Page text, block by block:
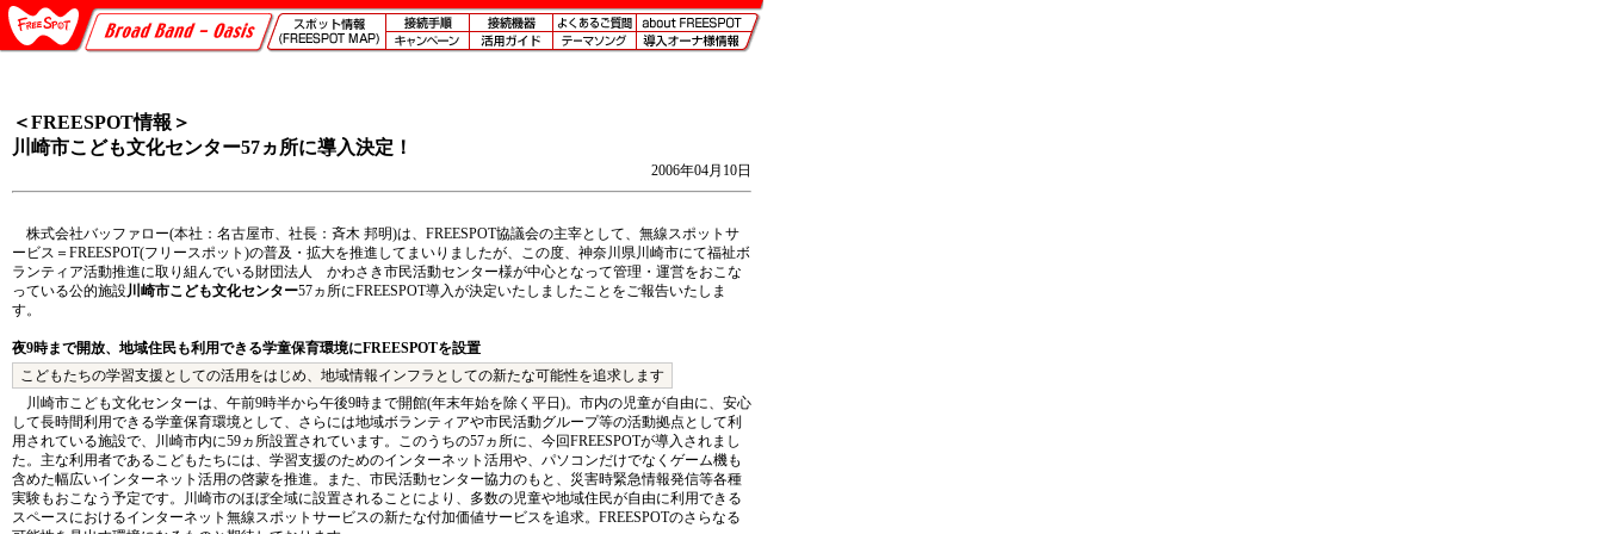
＜FREESPOT情報＞
川崎市こども文化センター57ヵ所に導入決定！
2006年04月10日
株式会社バッファロー(本社：名古屋市、社長：斉木 邦明)は、FREESPOT協議会の主宰として、無線スポットサ
ービス＝FREESPOT(フリースポット)の普及・拡大を推進してまいりましたが、この度、神奈川県川崎市にて福祉ボ
ランティア活動推進に取り組んでいる財団法人 かわさき市民活動センター様が中心となって管理・運営をおこな
っている公的施設川崎市こども文化センター57ヵ所にFREESPOT導入が決定いたしましたことをご報告いたしま
す。
夜9時まで開放、地域住民も利用できる学童保育環境にFREESPOTを設置
こどもたちの学習支援としての活用をはじめ、地域情報インフラとしての新たな可能性を追求します
川崎市こども文化センターは、午前9時半から午後9時まで開館(年末年始を除く平日)。市内の児童が自由に、安心
して長時間利用できる学童保育環境として、さらには地域ボランティアや市民活動グループ等の活動拠点として利
用されている施設で、川崎市内に59ヵ所設置されています。このうちの57ヵ所に、今回FREESPOTが導入されまし
た。主な利用者であるこどもたちには、学習支援のためのインターネット活用や、パソコンだけでなくゲーム機も
含めた幅広いインターネット活用の啓蒙を推進。また、市民活動センター協力のもと、災害時緊急情報発信等各種
実験もおこなう予定です。川崎市のほぼ全域に設置されることにより、多数の児童や地域住民が自由に利用できる
スペースにおけるインターネット無線スポットサービスの新たな付加価値サービスを追求。FREESPOTのさらなる